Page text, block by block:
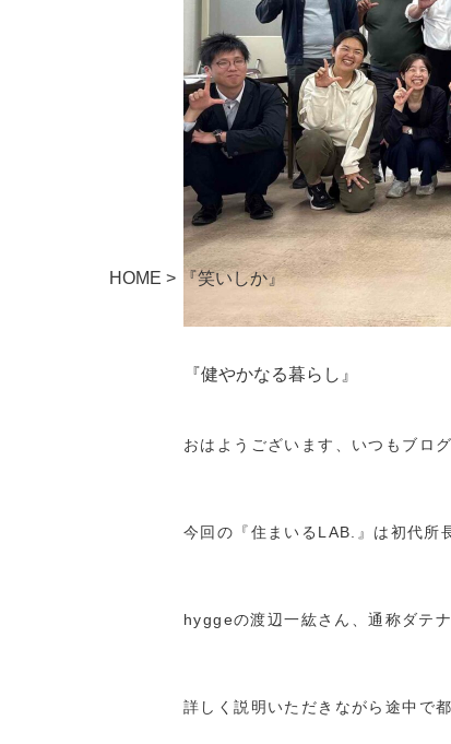
HOME > 『笑いしか』
『健やかなる暮らし』
おはようございます、いつもブロ
今回の『住まいるLAB.』は初代所
hyggeの渡辺一紘さん、通称ダテ
詳しく説明いただきながら途中で